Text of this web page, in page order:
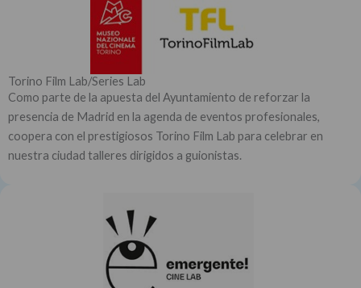
Torino Film Lab/Series Lab
Como parte de la apuesta del Ayuntamiento de reforzar la
presencia de Madrid en la agenda de eventos profesionales,
coopera con el prestigiosos Torino Film Lab para celebrar en
nuestra ciudad talleres dirigidos a guionistas.